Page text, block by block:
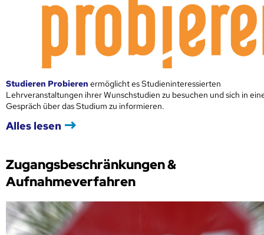
Studieren Probieren ermöglicht es Studieninteressierten
Lehrveranstaltungen ihrer Wunschstudien zu besuchen und sich in
Gespräch über das Studium zu informieren.
Alles lesen
Zugangsbeschränkungen &
Aufnahmeverfahren